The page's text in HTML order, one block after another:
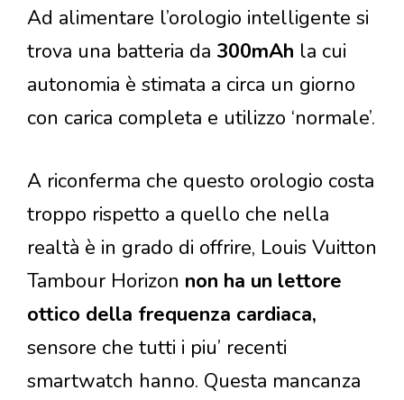
Ad alimentare l’orologio intelligente si
trova una batteria da 300mAh la cui
autonomia è stimata a circa un giorno
con carica completa e utilizzo ‘normale’.
A riconferma che questo orologio costa
troppo rispetto a quello che nella
realtà è in grado di offrire, Louis Vuitton
Tambour Horizon non ha un lettore
ottico della frequenza cardiaca,
sensore che tutti i piu’ recenti
smartwatch hanno. Questa mancanza